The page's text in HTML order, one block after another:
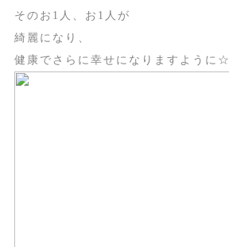
そのお1人、お1人が
綺麗になり、
健康でさらに幸せになりますように☆